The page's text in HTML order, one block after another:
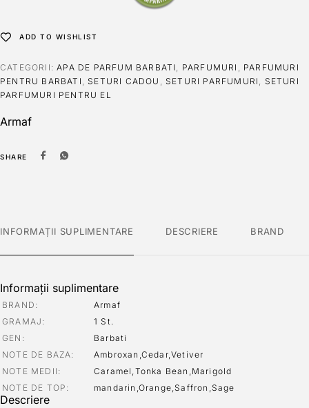
ADD TO WISHLIST
CATEGORII:APA DE PARFUM BARBATI , PARFUMURI , PARFUMURI
PENTRU BARBATI , SETURI CADOU , SETURI PARFUMURI , SETURI
PARFUMURI PENTRU EL
Armaf
SHARE
INFORMAȚII SUPLIMENTARE DESCRIERE BRAND
Informații suplimentare
BRAND
Armaf
GRAMAJ
1 St.
GEN
Barbati
NOTE DE BAZA
Ambroxan,Cedar,Vetiver
NOTE MEDII
Caramel,Tonka Bean,Marigold
NOTE DE TOP
mandarin,Orange,Saffron,Sage
Descriere